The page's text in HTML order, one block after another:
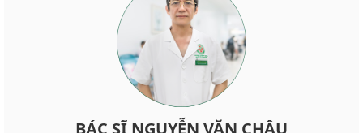
BÁC SĨ NGUYỄN VĂN CHÂU